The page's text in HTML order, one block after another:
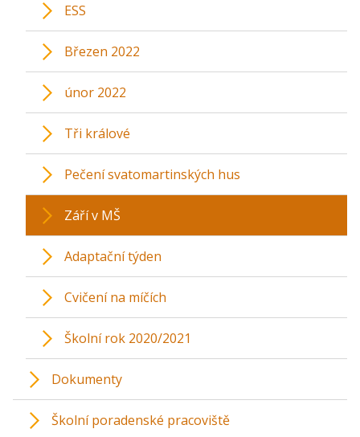
ESS
Březen 2022
únor 2022
Tři králové
Pečení svatomartinských hus
Září v MŠ
Adaptační týden
Cvičení na míčích
Školní rok 2020/2021
Dokumenty
Školní poradenské pracoviště